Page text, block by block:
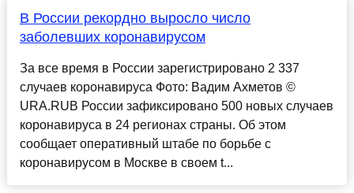
В России рекордно выросло число
заболевших коронавирусом
За все время в России зарегистрировано 2 337
случаев коронавируса Фото: Вадим Ахметов ©
URA.RUВ России зафиксировано 500 новых случаев
коронавируса в 24 регионах страны. Об этом
сообщает оперативный штабе по борьбе с
коронавирусом в Москве в своем t...